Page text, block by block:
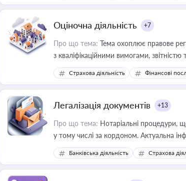
Оціночна діяльність +7
Про що тема: Тема охоплює правове
з кваліфікаційними вимогами,
медійних змін у цій сфері корисне для
приватизації, оренди державного майна,
Страхова діяльність Фінансові
Легалізація документів +13
Про що тема: Нотаріальні процедури,
у тому числі за кордоном. Актуальна
ризиків недійсності та забезпечувати
Банківська діяльність Страхова